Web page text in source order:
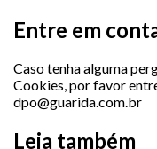
Entre em
Caso tenha alguma
Cookies, por favor
dpo@guarida.com.br
Leia também